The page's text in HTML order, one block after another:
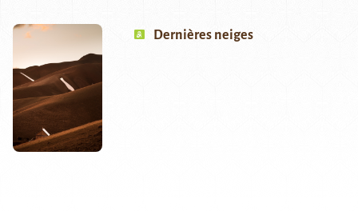
Dernières neiges